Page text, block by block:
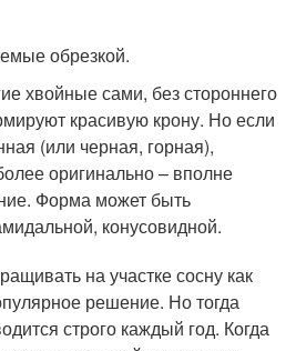
обрезкой.
хвойные сами, без стороннего
красивую крону. Но если
(или черная, горная),
оригинально – вполне
Форма может быть
конусовидной.
на участке сосну как
решение. Но тогда
строго каждый год. Когда